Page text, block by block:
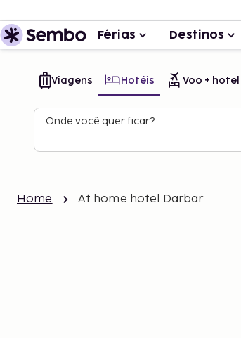
Férias Destinos
Viagens Hotéis Voo + hotel
Onde você quer ficar?
Home At home hotel Darbar